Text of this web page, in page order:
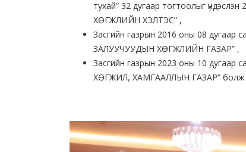
тухай” 32 дугаар тогтоолыг
ХӨГЖЛИЙН ХЭЛТЭС” ,
Засгийн газрын 2016 оны 08 дугаар
ЗАЛУУЧУУДЫН ХӨГЖЛИЙН ГАЗАР” ,
Засгийн газрын 2023 оны 10 дугаар
ХӨГЖИЛ, ХАМГААЛЛЫН ГАЗАР” болж